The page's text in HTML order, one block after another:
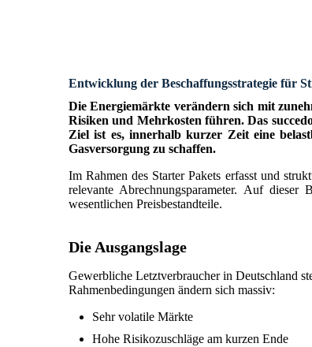
Entwicklung der Beschaffungsstrategie für
Die Energiemärkte verändern sich mit
Risiken und Mehrkosten führen. Das
Ziel ist es, innerhalb kurzer Zeit eine
Gasversorgung zu schaffen.
Im Rahmen des Starter Pakets erfasst und
relevante Abrechnungsparameter. Auf
wesentlichen Preisbestandteile.
Die Ausgangslage
Gewerbliche Letztverbraucher in Deutschland
Rahmenbedingungen ändern sich massiv:
Sehr volatile Märkte
Hohe Risikozuschläge am kurzen Ende